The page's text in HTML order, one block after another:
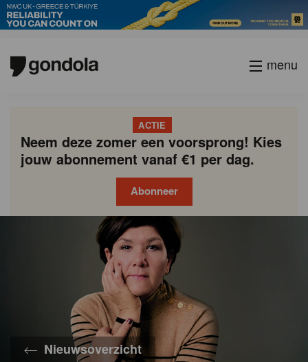
menu
ACTIE
Neem deze zomer een voorsprong! Kies
jouw abonnement vanaf €1 per dag.
Abonneer
Nieuwsoverzicht